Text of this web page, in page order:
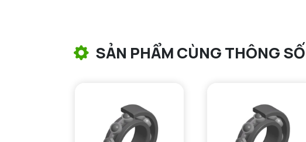
VÒNG BI ĐŨA TRỤ NTN
VÒNG BI KIM NTN
SẢN PHẨM CÙNG THÔNG SỐ